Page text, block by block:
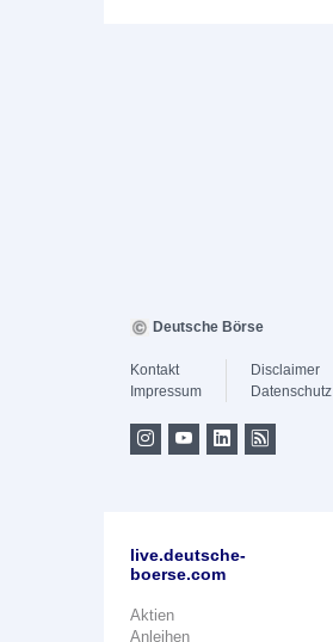
Deutsche Börse
Kontakt
Impressum
Disclaimer
Datenschutz
live.deutsche-
boerse.com
Aktien
Anleihen